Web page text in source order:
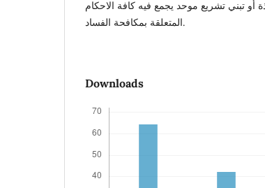
أو تبني تشريع موحد يجمع فيه كافة الاحكام
المتعلقة بمكافحة الفساد.
Downloads